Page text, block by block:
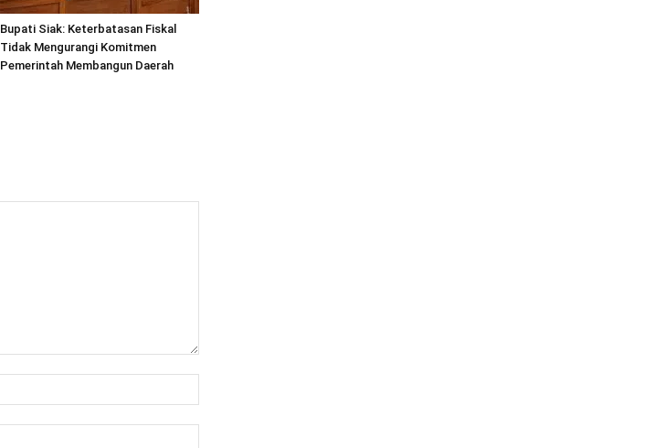
Bupati Siak: Keterbatasan Fiskal
Tidak Mengurangi Komitmen
Pemerintah Membangun Daerah